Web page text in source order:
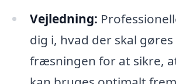
Vejledning:
dig i, hvad der skal
fræsningen for at sikre,